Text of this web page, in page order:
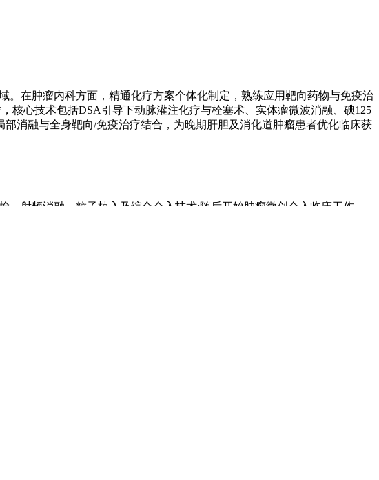
在肿瘤内科方面，精通化疗方案个体化制定，熟练应用靶向药物与免疫治
核心技术包括DSA引导下动脉灌注化疗与栓塞术、实体瘤微波消融、碘125
消融与全身靶向/免疫治疗结合，为晚期肝胆及消化道肿瘤患者优化临床获
射频消融、粒子植入及综合介入技术;随后开始肿瘤微创介入临床工作，
程，并推动精准介入与全身治疗的协同创新。贯穿始终的执业理念是以